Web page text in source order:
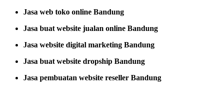
Jasa web toko online Bandung
Jasa buat website jualan online Bandung
Jasa website digital marketing Bandung
Jasa buat website dropship Bandung
Jasa pembuatan website reseller Bandung